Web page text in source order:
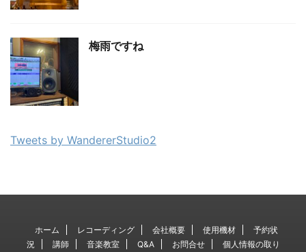
梅雨ですね
Tweets by WandererStudio2
ホーム レコーディング 会社概要 使用機材
予約状
況
講師 音楽教室 Q&A お問合せ
個人情報の取り